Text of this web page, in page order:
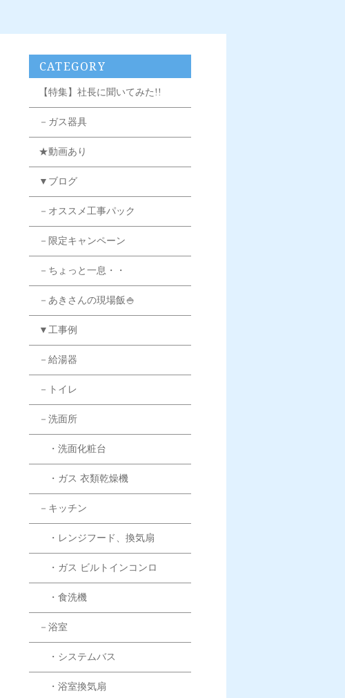
CATEGORY
【特集】社長に聞いてみた!!
－ガス器具
★動画あり
▼ブログ
－オススメ工事パック
－限定キャンペーン
－ちょっと一息・・
－あきさんの現場飯🍚
▼工事例
－給湯器
－トイレ
－洗面所
・洗面化粧台
・ガス 衣類乾燥機
－キッチン
・レンジフード、換気扇
・ガス ビルトインコンロ
・食洗機
－浴室
・システムバス
・浴室換気扇